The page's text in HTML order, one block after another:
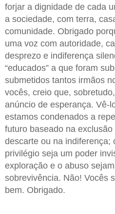
forjar a dignidade de cada
a sociedade, com terra,
comunidade. Obrigado
uma voz com autoridade,
desprezo e indiferença
“educados” a que foram
submetidos tantos irmãos
vocês, creio que,
anúncio de esperança. Vê-
estamos condenados a
futuro baseado na
descarte ou na indiferença;
privilégio seja um poder
exploração e o abuso
sobrevivência. Não! Vocês
bem. Obrigado.